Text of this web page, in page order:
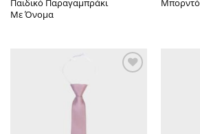
Παιδικό Παραγαμπράκι
Με Όνομα
Μπορντό